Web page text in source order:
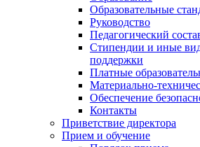
Образовательные
Руководство
Педагогический
Стипендии и иные
поддержки
Платные
Материально-
Обеспечение
Контакты
Приветствие директора
Прием и обучение